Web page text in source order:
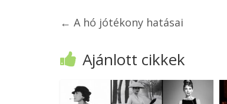
← A hó jótékony hatásai
Ajánlott cikkek